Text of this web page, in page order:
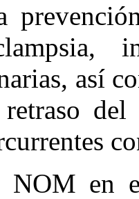
así
retraso
NOM en